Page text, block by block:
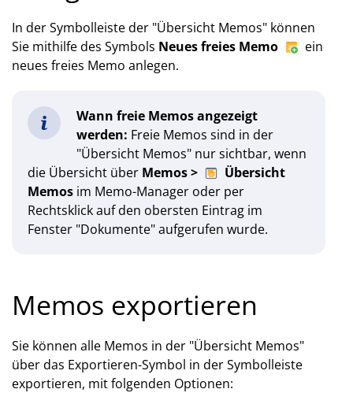
In der Symbolleiste der "Übersicht Memos" können
Sie mithilfe des Symbols Neues freies Memo
ein
neues freies Memo anlegen.
Wann freie Memos angezeigt
werden: Freie Memos sind in der
"Übersicht Memos" nur sichtbar, wenn
die Übersicht über Memos >
Übersicht
Memos im Memo-Manager oder per
Rechtsklick auf den obersten Eintrag im
Fenster "Dokumente" aufgerufen wurde.
Memos exportieren
Sie können alle Memos in der "Übersicht Memos"
über das Exportieren-Symbol in der Symbolleiste
exportieren, mit folgenden Optionen: